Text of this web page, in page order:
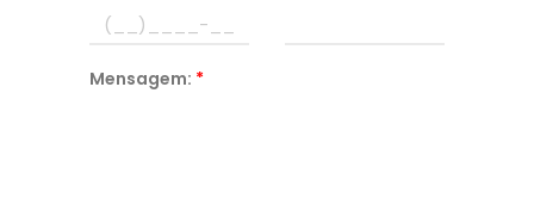
Mensagem: *